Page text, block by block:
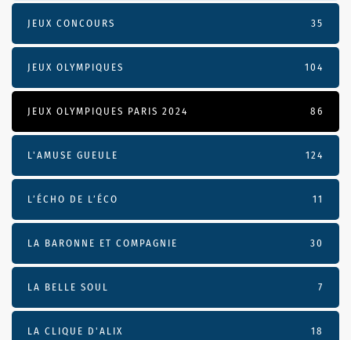
JEUX CONCOURS 35
JEUX OLYMPIQUES 104
JEUX OLYMPIQUES PARIS 2024 86
L'AMUSE GUEULE 124
L’ÉCHO DE L’ÉCO 11
LA BARONNE ET COMPAGNIE 30
LA BELLE SOUL 7
LA CLIQUE D'ALIX 18